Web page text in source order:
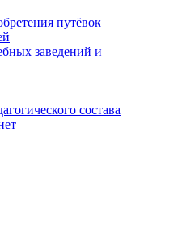
путёвок
заведений и
состава